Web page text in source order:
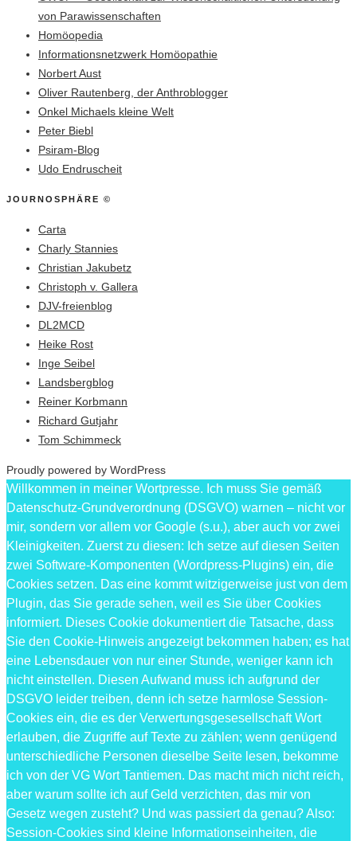
von Parawissenschaften
Homöopedia
Informationsnetzwerk Homöopathie
Norbert Aust
Oliver Rautenberg, der Anthroblogger
Onkel Michaels kleine Welt
Peter Biebl
Psiram-Blog
Udo Endruscheit
JOURNOSPHÄRE ©
Carta
Charly Stannies
Christian Jakubetz
Christoph v. Gallera
DJV-freienblog
DL2MCD
Heike Rost
Inge Seibel
Landsbergblog
Reiner Korbmann
Richard Gutjahr
Tom Schimmeck
Proudly powered by WordPress
Willkommen in meiner Wortpresse. Ich muss Sie gemäß
Datenschutz-Grundverordnung (DSGVO) warnen – nicht vor
mir, sondern vor allem vor Google (s.u.), aber auch vor zwei
Kleinigkeiten. Zuerst zu diesen: Ich setze auf diesen Seiten
zwei Software-Komponenten (Wordpress-Plugins) ein, die
Cookies setzen. Das eine kommt witzigerweise just von dem
Plugin, das Sie gerade sehen, weil es Sie über Cookies
informiert. Dieses Cookie dokumentiert die Tatsache, dass
Sie den Cookie-Hinweis angezeigt bekommen haben; es hat
eine Lebensdauer von nur einer Stunde, weniger kann ich
nicht einstellen. Diesen Aufwand muss ich aufgrund der
DSGVO leider treiben, denn ich setze harmlose Session-
Cookies ein, die es der Verwertungsgesesellschaft Wort
erlauben, die Zugriffe auf Texte zu zählen; wenn genügend
unterschiedliche Personen dieselbe Seite lesen, bekomme
ich von der VG Wort Tantiemen. Das macht mich nicht reich,
aber warum sollte ich auf Geld verzichten, das mir von
Gesetz wegen zusteht? Und was passiert da genau? Also:
Session-Cookies sind kleine Informationseinheiten, die